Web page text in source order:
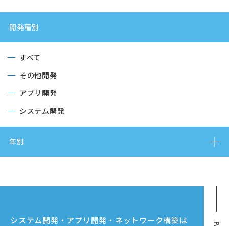
開発種別
すべて
その他開発
アプリ開発
システム開発
年別
システム開発・アプリ開発・ネットワーク構築は